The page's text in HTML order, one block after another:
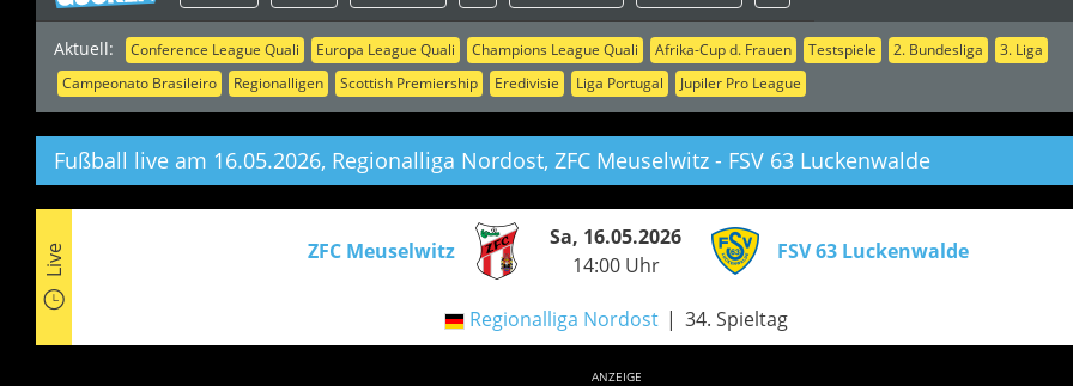
Aktuell: Conference League Quali Europa League Quali Champions League Quali Afrika-Cup d. Frauen Testspiele 2. Bundesliga
3. Liga
Campeonato Brasileiro
Regionalligen Scottish Premiership Eredivisie Liga Portugal Jupiler Pro League
Fußball live am 16.05.2026, Regionalliga Nordost, ZFC Meuselwitz - FSV 63 Luckenwalde
Live ZFC Meuselwitz
Sa, 16.05.2026
14:00 Uhr
FSV 63 Luckenwalde
Regionalliga Nordost 34. Spieltag
ANZEIGE